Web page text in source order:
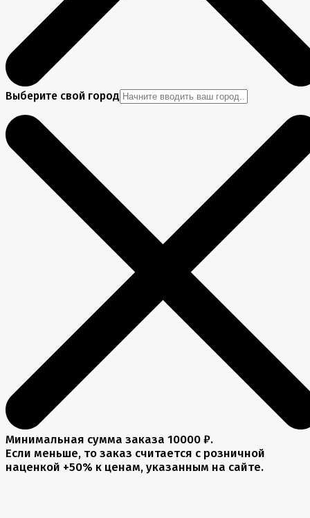
Выберите свой город
Минимальная сумма заказа 10000 ₽.
Если меньше, то заказ считается с розничной
наценкой +50% к ценам, указанным на сайте.